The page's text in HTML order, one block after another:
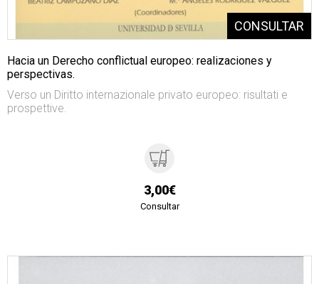
Hacia un Derecho conflictual europeo: realizaciones y
perspectivas.
Verso un Diritto internazionale privato europeo: risultati e
prospettive.
3,00€
Consultar